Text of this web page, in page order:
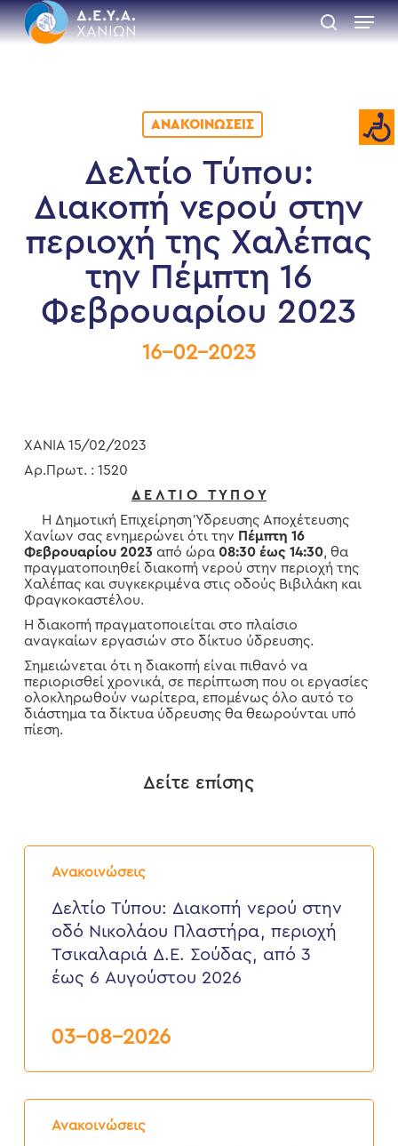
Skip
to
main
search
Menu
ΑΝΑΚΟΙΝΏΣΕΙΣ
Δελτίο Τύπου:
Διακοπή νερού στην
περιοχή της Χαλέπας
την Πέμπτη 16
Φεβρουαρίου 2023
16-02-2023
ΧΑΝΙΑ 15/02/2023
Αρ.Πρωτ. : 1520
Δ Ε Λ Τ Ι Ο Τ Υ Π Ο Υ
Η Δημοτική Επιχείρηση Ύδρευσης Αποχέτευσης
Χανίων σας ενημερώνει ότι την Πέμπτη 16
Φεβρουαρίου 2023 από ώρα 08:30 έως 14:30, θα
πραγματοποιηθεί διακοπή νερού στην περιοχή της
Χαλέπας και συγκεκριμένα στις οδούς Βιβιλάκη και
Φραγκοκαστέλου.
Η διακοπή πραγματοποιείται στο πλαίσιο
αναγκαίων εργασιών στο δίκτυο ύδρευσης.
Σημειώνεται ότι η διακοπή είναι πιθανό να
περιορισθεί χρονικά, σε περίπτωση που οι εργασίες
ολοκληρωθούν νωρίτερα, επομένως όλο αυτό το
διάστημα τα δίκτυα ύδρευσης θα θεωρούνται υπό
πίεση.
Δείτε επίσης
Ανακοινώσεις
Δελτίο
Τύπου:
νερού
στην
Νικολάου
Πλαστήρα,
περιοχή
Σούδας,
έως
2026
Δελτίο Τύπου: Διακοπή νερού στην
οδό Νικολάου Πλαστήρα, περιοχή
Τσικαλαριά Δ.Ε. Σούδας, από 3
έως 6 Αυγούστου 2026
03-08-2026
Ανακοινώσεις
Δελτίο
Τύπου: